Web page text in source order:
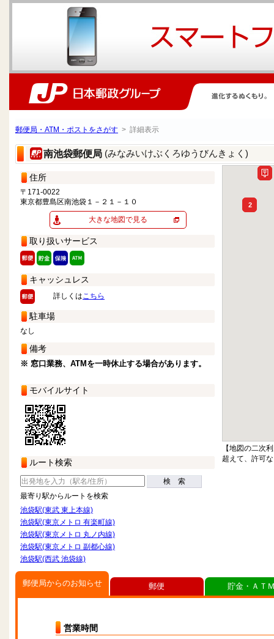
郵便局・ATM・ポストをさがす > 詳細表示
南池袋郵便局 (みなみいけぶくろゆうびんきょく)
住所
〒171-0022
東京都豊島区南池袋１－２１－１０
大きな地図で見る
取り扱いサービス
キャッシュレス
詳しくはこちら
駐車場
なし
備考
※ 窓口業務、ATMを一時休止する場合があります。
モバイルサイト
ルート検索
検 索
最寄り駅からルートを検索
池袋駅(東武 東上本線)
池袋駅(東京メトロ 有楽町線)
池袋駅(東京メトロ 丸ノ内線)
池袋駅(東京メトロ 副都心線)
池袋駅(西武 池袋線)
2
【地図の二次
超えて、許可
郵便局からのお知らせ
営業時間
郵便 貯金・ＡＴ